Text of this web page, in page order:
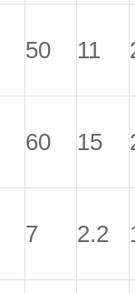
50 11
60 15
7 2.2